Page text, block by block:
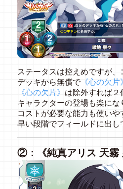
ステータスは控えめですが
デッキから無償で《心の欠片
《心の欠片》 は除外すれば２
キャラクターの登場も楽にな
コストが必要な能力も使いや
早い段階でフィールドに出
②：《純真アリス 天霧